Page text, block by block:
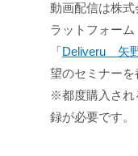
動画配信は株
ラットフォーム
「Deliveru 矢
望のセミナーを
※都度購入され
録が必要です。